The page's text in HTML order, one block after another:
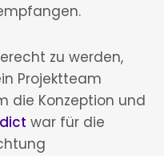
zu werden,
Projektteam
die Konzeption und
war für die